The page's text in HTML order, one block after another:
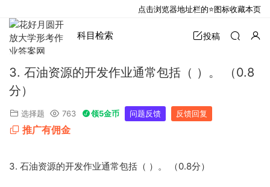
科目检索 投稿
3. 石油资源的开发作业通常包括（ ）。 （0.8
分）
选择题 763 领5金币 问题反馈 反馈回复
推广有佣金
3. 石油资源的开发作业通常包括（ ）。 （0.8分）
点击浏览器地址栏的⭐图标收藏本页